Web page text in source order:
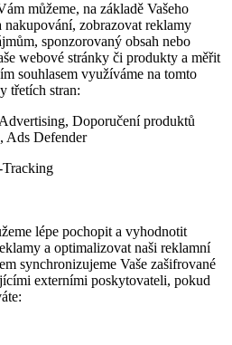
můžeme, na základě Vašeho
zobrazovat reklamy
sponzorovaný obsah nebo
webové stránky či produkty a měřit
souhlasem využíváme na tomto
třetích stran:
Doporučení produktů
Ads Defender
lépe pochopit a vyhodnotit
a optimalizovat naši reklamní
synchronizujeme Vaše zašifrované
externími poskytovateli, pokud